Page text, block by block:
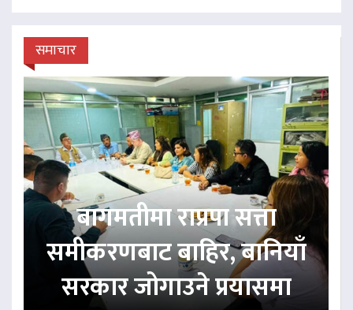
समाचार
बागमतीमा राप्रपा सत्ता
समीकरणबाट बाहिर, बानियाँ
सरकार जोगाउने प्रयासमा